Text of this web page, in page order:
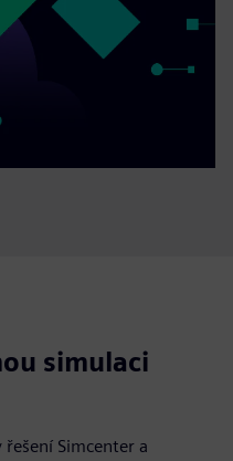
simulaci
Simcenter a